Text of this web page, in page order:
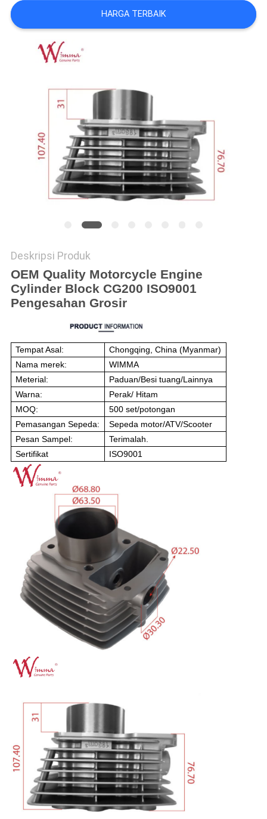
PRIBADI
HARGA TERBAIK
Deskripsi Produk
OEM Quality Motorcycle Engine
Cylinder Block CG200 ISO9001
Pengesahan Grosir
Tempat Asal:
Chongqing, China (Myanmar)
Nama merek:
WIMMA
Meterial:
Paduan/Besi tuang/Lainnya
Warna:
Perak/ Hitam
MOQ:
500 set/potongan
Pemasangan Sepeda:
Sepeda motor/ATV/Scooter
Pesan Sampel:
Terimalah.
Sertifikat
ISO9001